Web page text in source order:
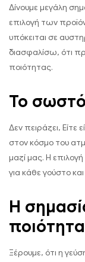
Δίνουμε μεγάλη
επιλογή των
υπόκειται σε
διασφαλίσω, ότι
ποιότητας.
Το
Δεν πειράζει, Είτε
στον κόσμο του
μαζί μας. Η
για κάθε γούστο
Η
Ξέρουμε, ότι η